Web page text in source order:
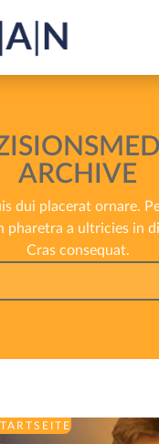
ARCHIVE
dui placerat ornare.
pharetra a ultricies in
Cras consequat.